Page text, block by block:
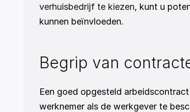
verhuisbedrijf te kiezen, kunt u
kunnen beïnvloeden.
Begrip van
Een goed opgesteld
werknemer als de werkgever te